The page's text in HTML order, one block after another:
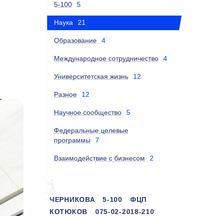
5-100 5
Наука 21
Образование 4
Международное сотрудничество 4
Университетская жизнь 12
Разное 12
Научное сообщество 5
Федеральные целевые
программы
7
Взаимодействие с бизнесом 2
ЧЕРНИКОВА 5-100
ФЦП
КОТЮКОВ
075-02-2018-210